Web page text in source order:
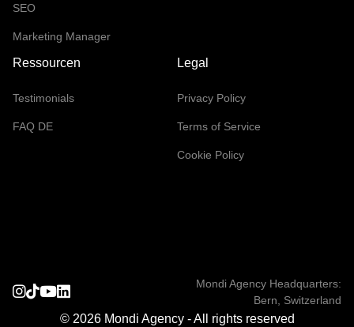
SEO
Marketing Manager
Ressourcen
Testimonials
FAQ DE
Legal
Privacy Policy
Terms of Service
Cookie Policy
Mondi Agency Headquarters:
Bern, Switzerland
© 2026 Mondi Agency - All rights reserved